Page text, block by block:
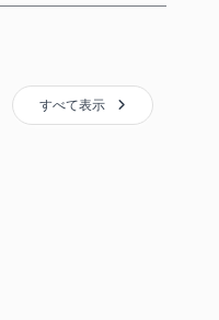
すべて表示